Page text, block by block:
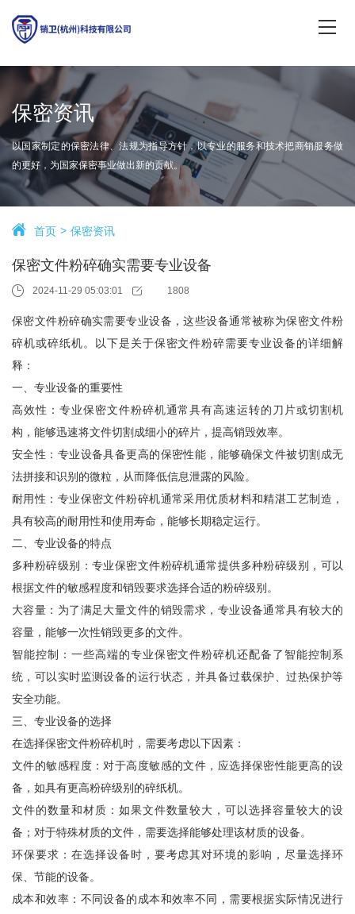
保密资讯
以国家制定的保密法律、法规为指导方针，以专业的服务和技术把商销服务做
的更好，为国家保密事业做出新的贡献。
首页 保密资讯
保密文件粉碎确实需要专业设备
2024-11-29 05:03:01 1808
保密文件粉碎确实需要专业设备，这些设备通常被称为保密文件粉
碎机或碎纸机。以下是关于保密文件粉碎需要专业设备的详细解
释：
一、专业设备的重要性
高效性：专业保密文件粉碎机通常具有高速运转的刀片或切割机
构，能够迅速将文件切割成细小的碎片，提高销毁效率。
安全性：专业设备具备更高的保密性能，能够确保文件被切割成无
法拼接和识别的微粒，从而降低信息泄露的风险。
耐用性：专业保密文件粉碎机通常采用优质材料和精湛工艺制造，
具有较高的耐用性和使用寿命，能够长期稳定运行。
二、专业设备的特点
多种粉碎级别：专业保密文件粉碎机通常提供多种粉碎级别，可以
根据文件的敏感程度和销毁要求选择合适的粉碎级别。
大容量：为了满足大量文件的销毁需求，专业设备通常具有较大的
容量，能够一次性销毁更多的文件。
智能控制：一些高端的专业保密文件粉碎机还配备了智能控制系
统，可以实时监测设备的运行状态，并具备过载保护、过热保护等
安全功能。
三、专业设备的选择
在选择保密文件粉碎机时，需要考虑以下因素：
文件的敏感程度：对于高度敏感的文件，应选择保密性能更高的设
备，如具有更高粉碎级别的碎纸机。
文件的数量和材质：如果文件数量较大，可以选择容量较大的设
备；对于特殊材质的文件，需要选择能够处理该材质的设备。
环保要求：在选择设备时，要考虑其对环境的影响，尽量选择环
保、节能的设备。
成本和效率：不同设备的成本和效率不同，需要根据实际情况进行